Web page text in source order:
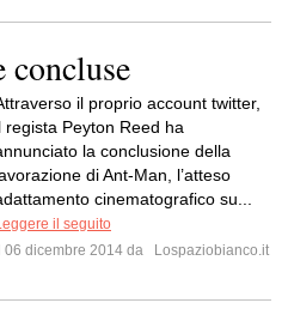
il proprio account twitter,
regista Peyton Reed ha
la conclusione della
di Ant-Man, l’atteso
cinematografico su...
il seguito
Il 06 dicembre 2014 da
Lospaziobianco.it